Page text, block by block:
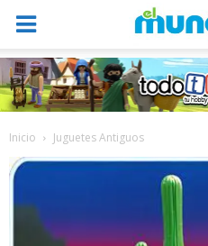
Inicio Juguetes Antiguos